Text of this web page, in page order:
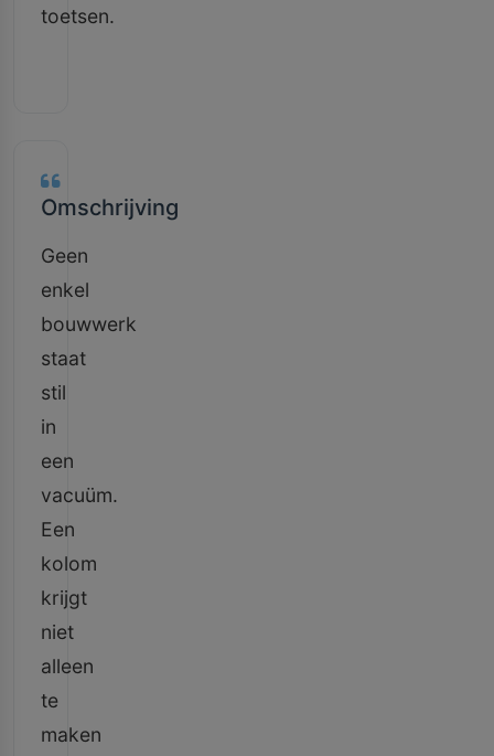
toetsen.
Omschrijving
Geen
enkel
bouwwerk
staat
stil
in
een
vacuüm.
Een
kolom
krijgt
niet
alleen
te
maken